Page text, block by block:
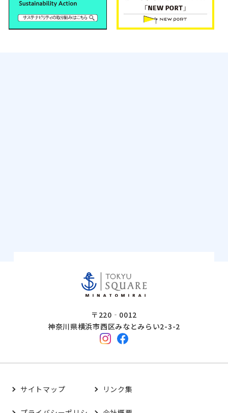
〒220‐0012
神奈川県横浜市西区みなとみらい2-3-2
サイトマップ リンク集